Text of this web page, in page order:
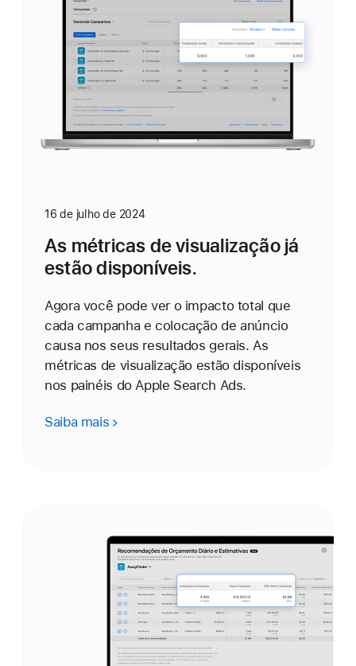
16 de julho de 2024
As métricas de visualização já
estão disponíveis.
Agora você pode ver o impacto total que
cada campanha e colocação de anúncio
causa nos seus resultados gerais. As
métricas de visualização estão disponíveis
nos painéis do Apple Search Ads.
Saiba mais